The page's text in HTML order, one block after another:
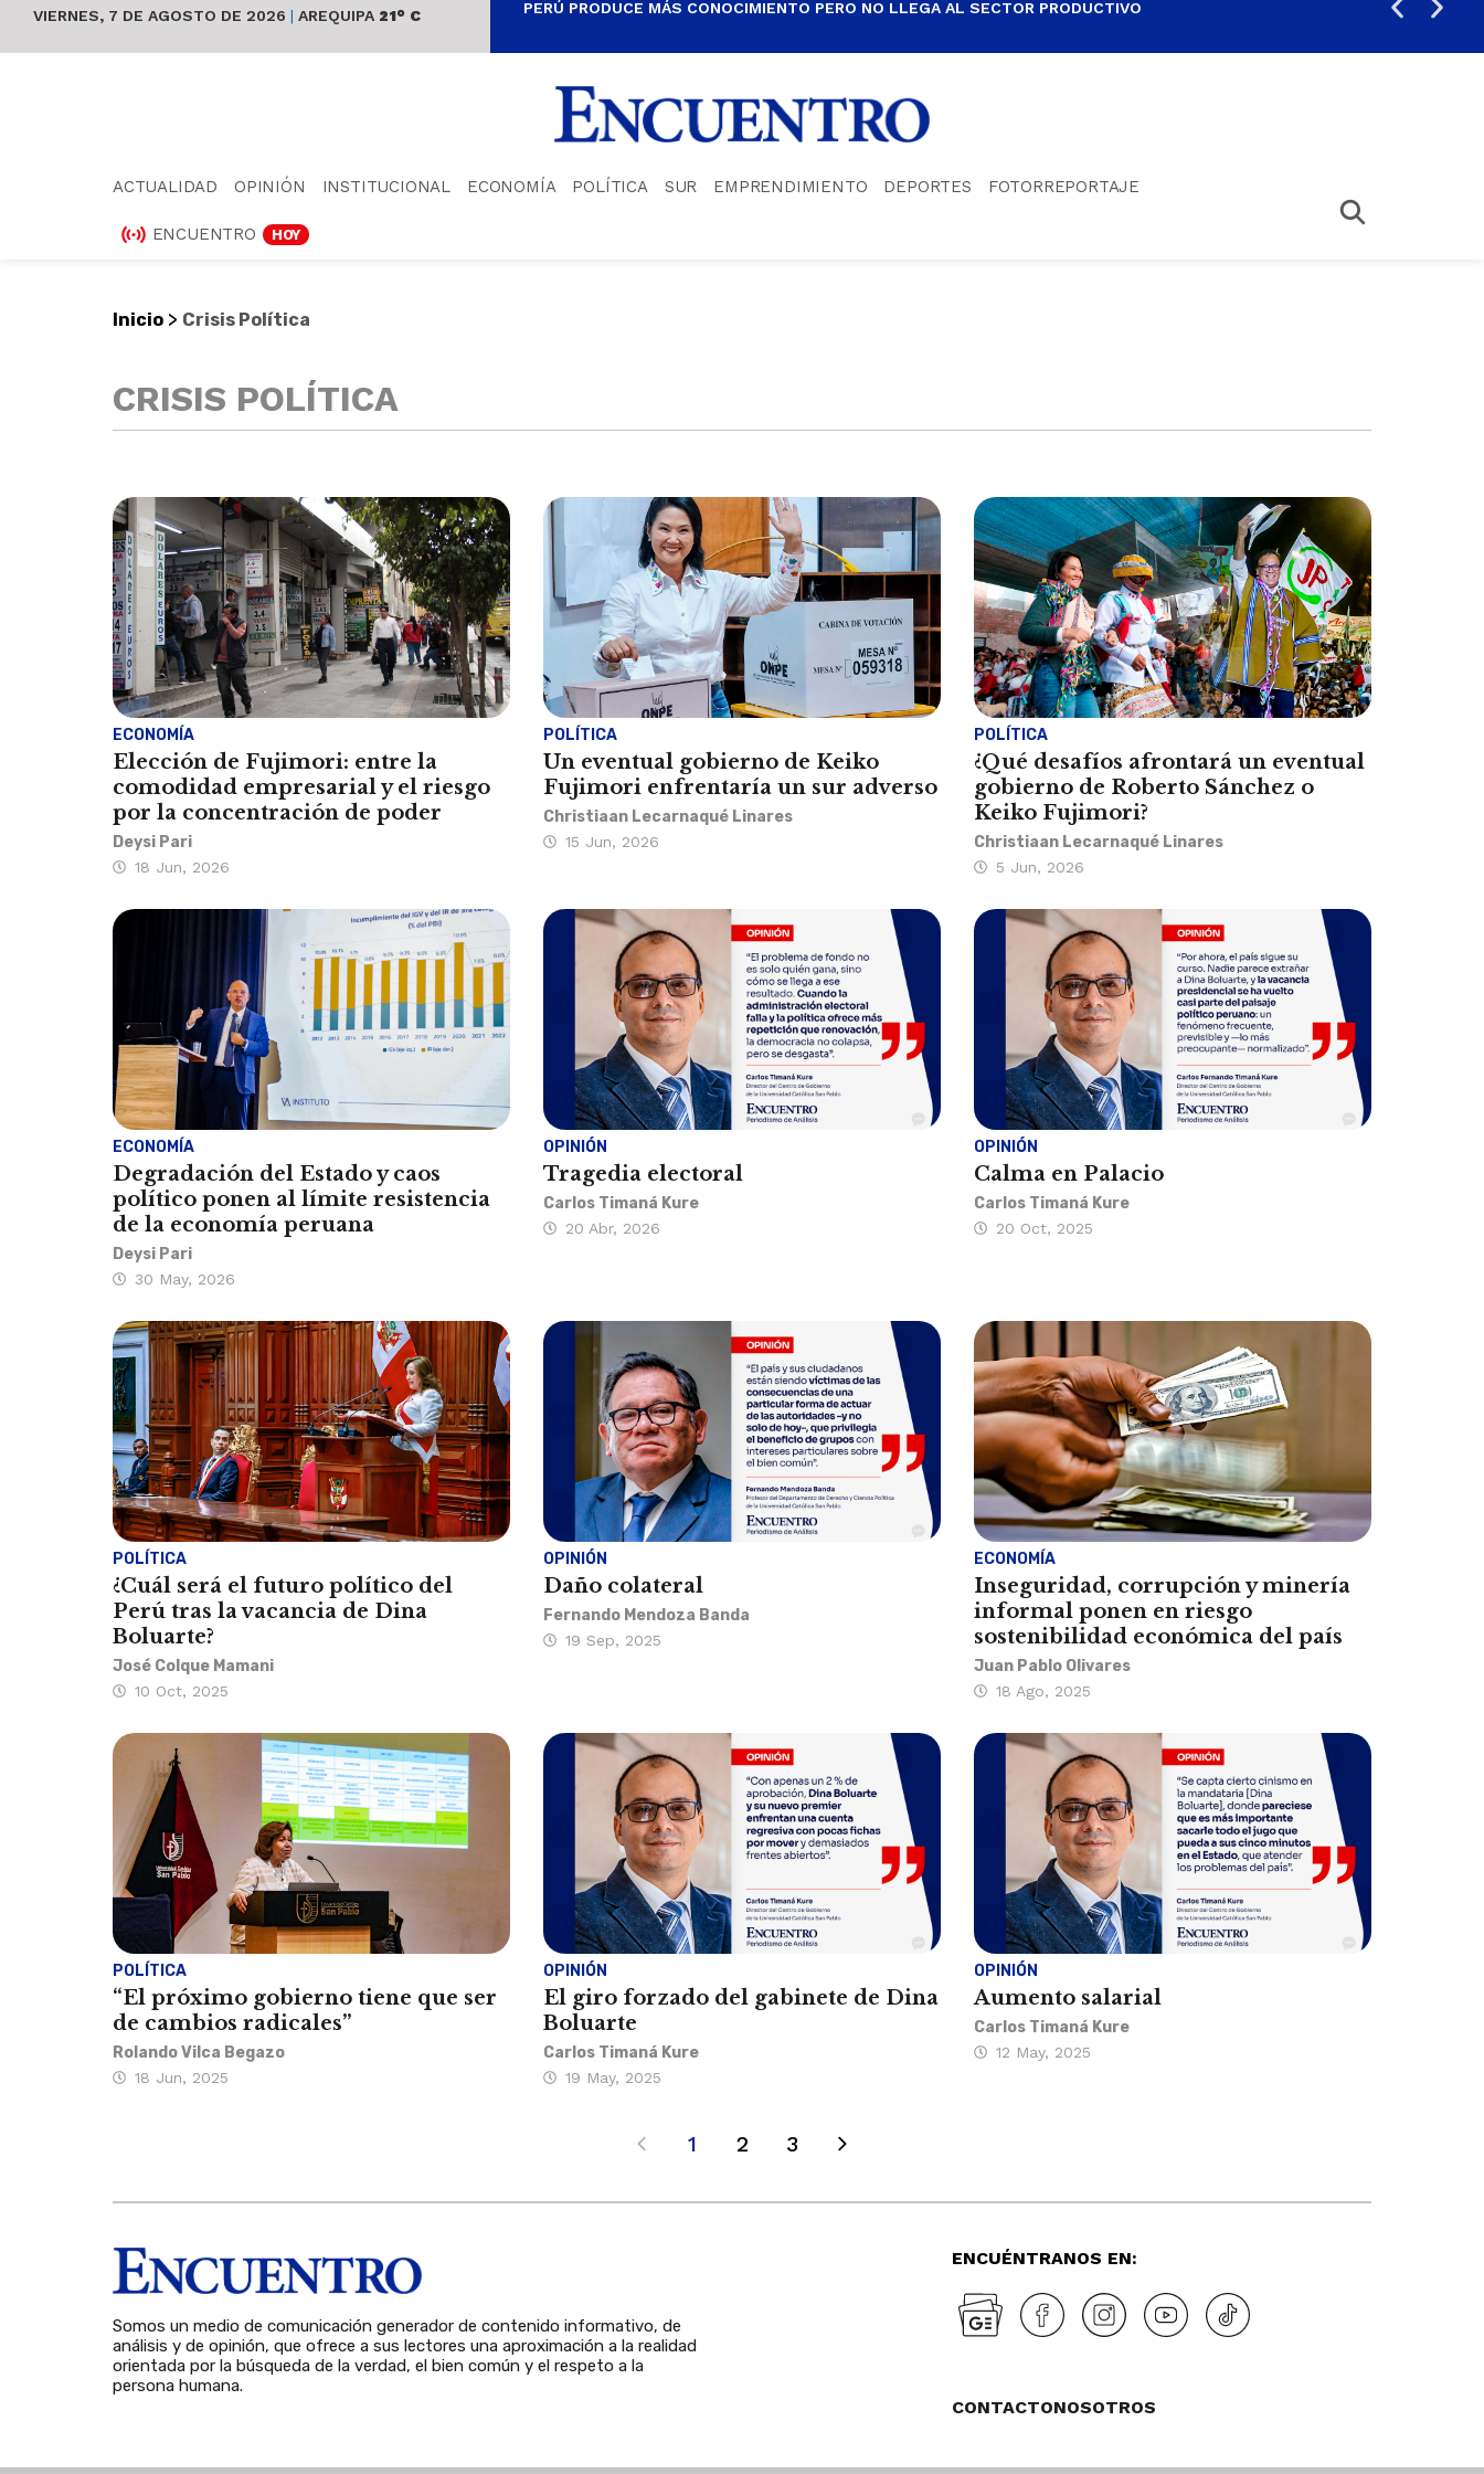
VIERNES, 7 DE AGOSTO DE 2026 | AREQUIPA 21° C PERÚ PRODUCE MÁS CONOCIMIENTO PERO NO LLEGA AL SECTOR PRODUCTIVO
ACTUALIDAD OPINIÓN INSTITUCIONAL ECONOMÍA POLÍTICA SUR EMPRENDIMIENTO DEPORTES FOTORREPORTAJE
ENCUENTRO HOY
Inicio > Crisis Política
CRISIS POLÍTICA
ECONOMÍA
Elección de Fujimori: entre la
comodidad empresarial y el riesgo
por la concentración de poder
Deysi Pari
18 Jun, 2026
POLÍTICA
Un eventual gobierno de Keiko
Fujimori enfrentaría un sur adverso
Christiaan Lecarnaqué Linares
15 Jun, 2026
POLÍTICA
¿Qué desafíos afrontará un eventual
gobierno de Roberto Sánchez o
Keiko Fujimori?
Christiaan Lecarnaqué Linares
5 Jun, 2026
ECONOMÍA
Degradación del Estado y caos
político ponen al límite resistencia
de la economía peruana
Deysi Pari
30 May, 2026
OPINIÓN
Tragedia electoral
Carlos Timaná Kure
20 Abr, 2026
OPINIÓN
Calma en Palacio
Carlos Timaná Kure
20 Oct, 2025
POLÍTICA
¿Cuál será el futuro político del
Perú tras la vacancia de Dina
Boluarte?
José Colque Mamani
10 Oct, 2025
OPINIÓN
Daño colateral
Fernando Mendoza Banda
19 Sep, 2025
ECONOMÍA
Inseguridad, corrupción y minería
informal ponen en riesgo
sostenibilidad económica del país
Juan Pablo Olivares
18 Ago, 2025
POLÍTICA
“El próximo gobierno tiene que ser
de cambios radicales”
Rolando Vilca Begazo
18 Jun, 2025
OPINIÓN
El giro forzado del gabinete de Dina
Boluarte
Carlos Timaná Kure
19 May, 2025
OPINIÓN
Aumento salarial
Carlos Timaná Kure
12 May, 2025
1 2 3
Somos un medio de comunicación generador de contenido informativo, de
análisis y de opinión, que ofrece a sus lectores una aproximación a la realidad
orientada por la búsqueda de la verdad, el bien común y el respeto a la
persona humana.
ENCUÉNTRANOS EN:
CONTACTONOSOTROS